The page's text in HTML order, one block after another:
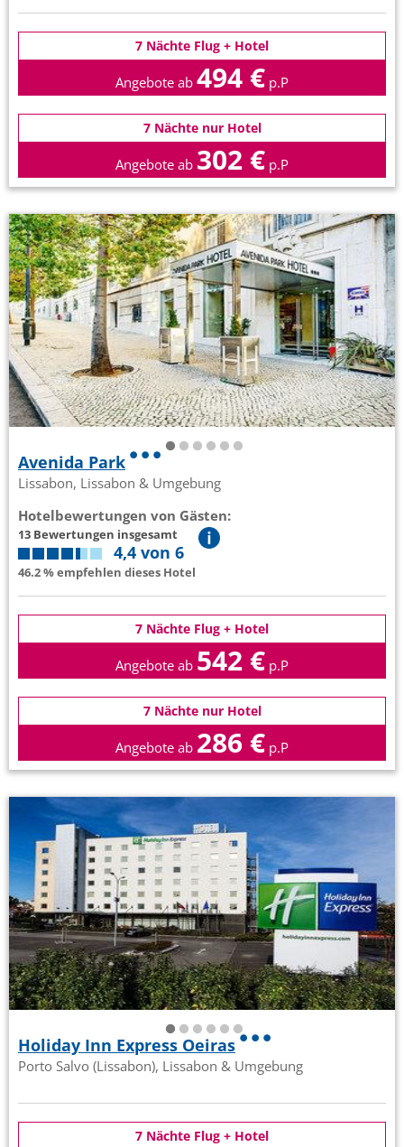
7 Nächte Flug + Hotel
Angebote ab 494 € p.P
7 Nächte nur Hotel
Angebote ab 302 € p.P
Avenida Park
Lissabon, Lissabon & Umgebung
Hotelbewertungen von Gästen:
13 Bewertungen insgesamt
4,4 von 6
46.2 % empfehlen dieses Hotel
7 Nächte Flug + Hotel
Angebote ab 542 € p.P
7 Nächte nur Hotel
Angebote ab 286 € p.P
Holiday Inn Express Oeiras
Porto Salvo (Lissabon), Lissabon & Umgebung
7 Nächte Flug + Hotel